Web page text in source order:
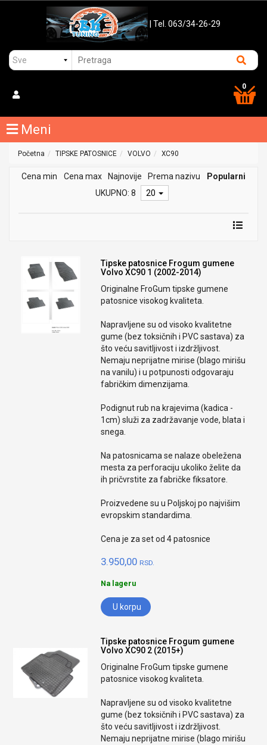
| Tel. 063/34-26-29
0
Meni
Početna TIPSKE PATOSNICE VOLVO XC90
Cena min Cena max Najnovije Prema nazivu
Popularni
UKUPNO: 8
20
Tipske patosnice Frogum gumene
Volvo XC90 1 (2002-2014)
Originalne FroGum tipske gumene
patosnice visokog kvaliteta.
Napravljene su od visoko kvalitetne
gume (bez toksičnih i PVC sastava) za
što veću savitljivost i izdržljivost.
Nemaju neprijatne mirise (blago mirišu
na vanilu) i u potpunosti odgovaraju
fabričkim dimenzijama.
Podignut rub na krajevima (kadica -
1cm) služi za zadržavanje vode, blata i
snega.
Na patosnicama se nalaze obeležena
mesta za perforaciju ukoliko želite da
ih pričvrstite za fabričke fiksatore.
Proizvedene su u Poljskoj po najvišim
evropskim standardima.
Cena je za set od 4 patosnice
3.950,00 RSD.
Na lageru
U korpu
Tipske patosnice Frogum gumene
Volvo XC90 2 (2015+)
Originalne FroGum tipske gumene
patosnice visokog kvaliteta.
Napravljene su od visoko kvalitetne
gume (bez toksičnih i PVC sastava) za
što veću savitljivost i izdržljivost.
Nemaju neprijatne mirise (blago mirišu